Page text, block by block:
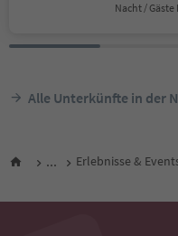
Nacht / Gäste
Alle Unterkünfte in der
... Erlebnisse &